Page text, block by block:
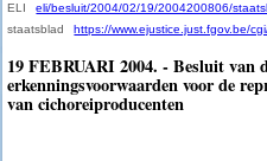
ELI
eli/besluit/2004/02/19/2004200806/
staatsblad
https://www.ejustice.just.fgov.be/
19 FEBRUARI 2004. - Besluit van
erkenningsvoorwaarden voor de
van cichoreiproducenten